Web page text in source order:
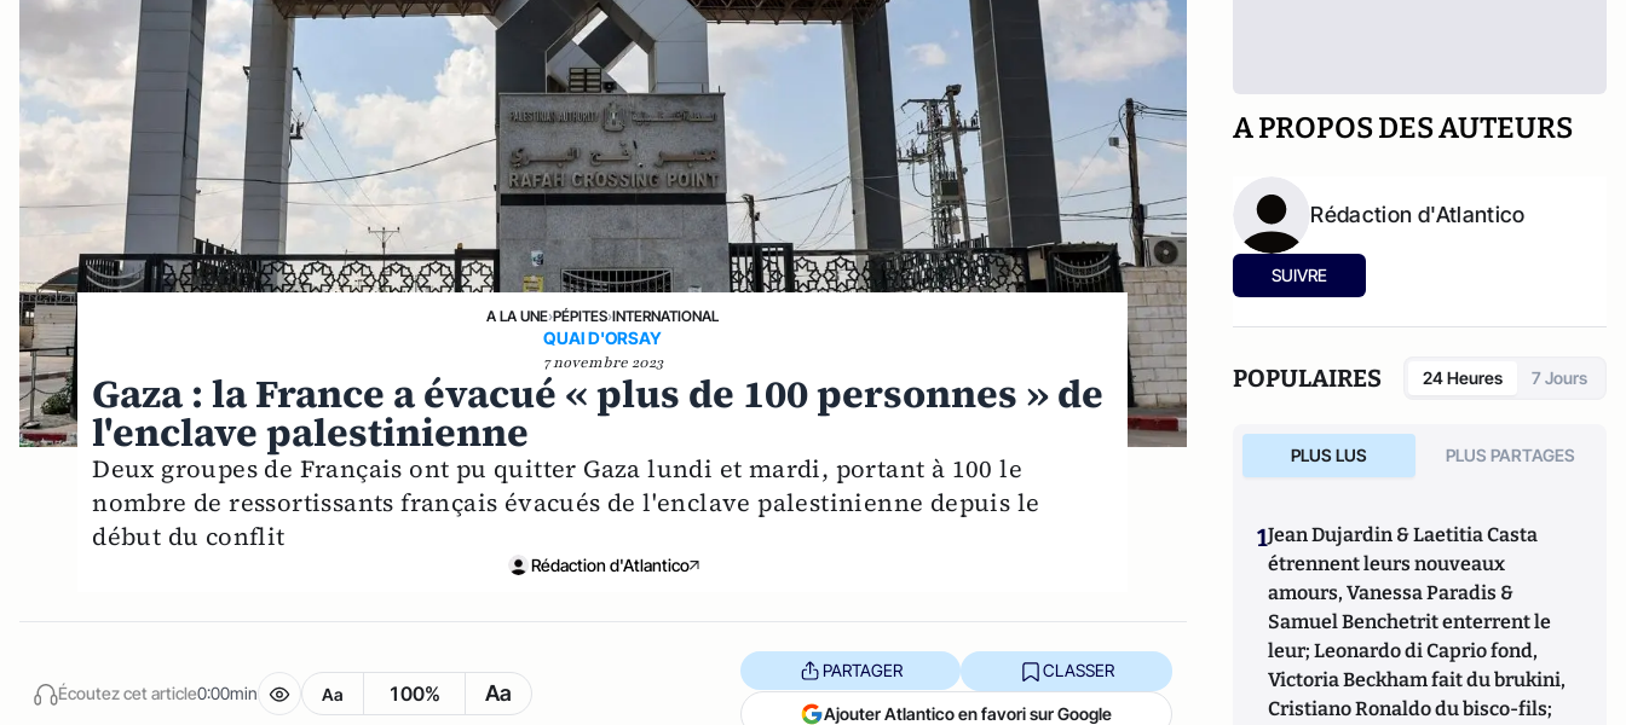
A LA UNE›PÉPITES›INTERNATIONAL
QUAI D'ORSAY
7 novembre 2023
Gaza : la France a évacué « plus de 100 personnes » de
l'enclave palestinienne
Deux groupes de Français ont pu quitter Gaza lundi et mardi, portant à 100 le
nombre de ressortissants français évacués de l'enclave palestinienne depuis le
début du conflit
Rédaction d'Atlantico
Écoutez cet article0:00min Aa 100% Aa
PARTAGER CLASSER
Ajouter Atlantico en favori sur Google
A PROPOS DES AUTEURS
Rédaction d'Atlantico
SUIVRE
POPULAIRES 24 Heures 7 Jours
PLUS LUS PLUS PARTAGES
1Jean Dujardin & Laetitia Casta
étrennent leurs nouveaux
amours, Vanessa Paradis &
Samuel Benchetrit enterrent le
leur; Leonardo di Caprio fond,
Victoria Beckham fait du brukini,
Cristiano Ronaldo du bisco-fils;